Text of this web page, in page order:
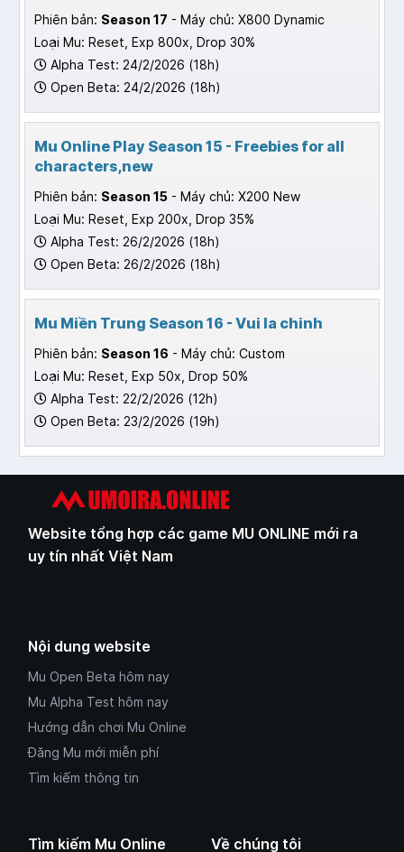
Phiên bản: Season 17 - Máy chủ: X800 Dynamic
Loại Mu: Reset, Exp 800x, Drop 30%
Alpha Test: 24/2/2026 (18h)
Open Beta: 24/2/2026 (18h)
Mu Online Play Season 15 - Freebies for all
characters,new
Phiên bản: Season 15 - Máy chủ: X200 New
Loại Mu: Reset, Exp 200x, Drop 35%
Alpha Test: 26/2/2026 (18h)
Open Beta: 26/2/2026 (18h)
Mu Miền Trung Season 16 - Vui la chinh
Phiên bản: Season 16 - Máy chủ: Custom
Loại Mu: Reset, Exp 50x, Drop 50%
Alpha Test: 22/2/2026 (12h)
Open Beta: 23/2/2026 (19h)
Website tổng hợp các game MU ONLINE mới ra
uy tín nhất Việt Nam
Nội dung website
Mu Open Beta hôm nay
Mu Alpha Test hôm nay
Hướng dẫn chơi Mu Online
Đăng Mu mới miễn phí
Tìm kiếm thông tin
Tìm kiếm Mu Online Về chúng tôi